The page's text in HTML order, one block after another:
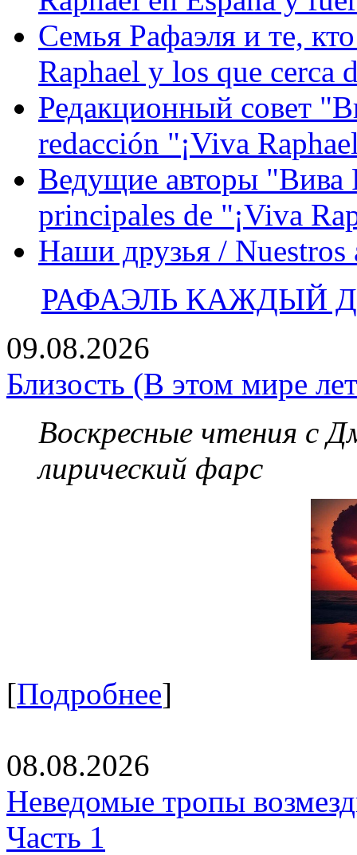
Семья Рафаэля и те,
Raphael y los que cerca
Редакционный совет
redacción "¡Viva
Ведущие авторы "Вива
principales de "¡Viva
Наши друзья / Nuestros
РАФАЭЛЬ КАЖДЫЙ
09.08.2026
Близость (В этом мире
Воскресные чтения с
лирический фарс
[Подробнее]
08.08.2026
Неведомые тропы
Часть 1